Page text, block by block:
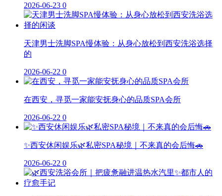
2026-06-23 0
天津男士洗脚SPA慢体验：从身心放松到西安洗浴选择
的
2026-06-22 0
在西安，寻觅一家能安抚身心的品质SPA会所
2026-06-22 0
✨西安休闲娱乐🌿私密SPA秘境｜不来真的会后悔🚗
2026-06-22 0